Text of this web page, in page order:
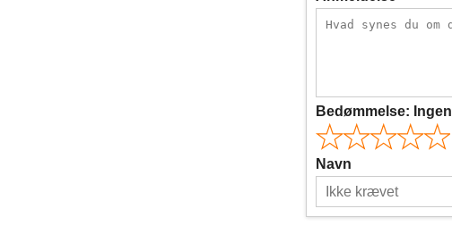
Bedømmelse: Ingen
Navn